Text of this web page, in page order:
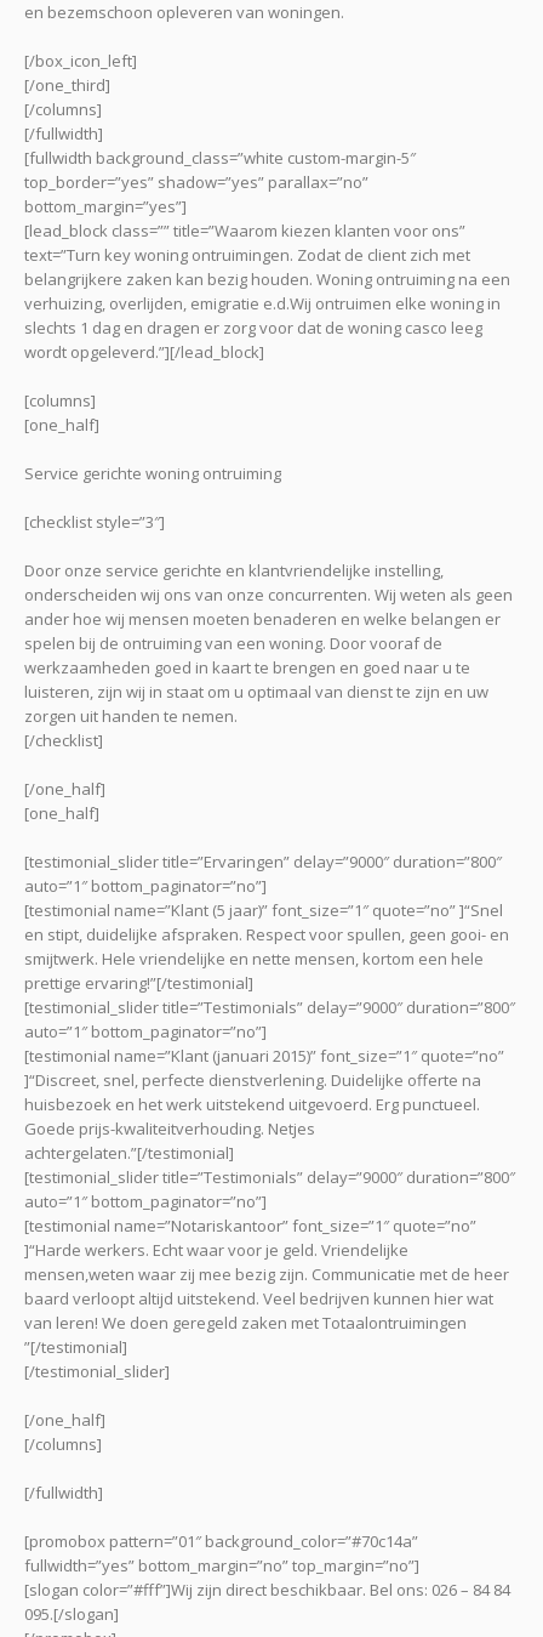
en bezemschoon opleveren van woningen.
[/box_icon_left]
[/one_third]
[/columns]
[/fullwidth]
[fullwidth background_class=”white custom-margin-5″
top_border=”yes” shadow=”yes” parallax=”no”
bottom_margin=”yes”]
[lead_block class=”” title=”Waarom kiezen klanten voor ons”
text=”Turn key woning ontruimingen. Zodat de client zich met
belangrijkere zaken kan bezig houden. Woning ontruiming na een
verhuizing, overlijden, emigratie e.d.Wij ontruimen elke woning in
slechts 1 dag en dragen er zorg voor dat de woning casco leeg
wordt opgeleverd.”][/lead_block]
[columns]
[one_half]
Service gerichte woning ontruiming
[checklist style=”3″]
Door onze service gerichte en klantvriendelijke instelling,
onderscheiden wij ons van onze concurrenten. Wij weten als geen
ander hoe wij mensen moeten benaderen en welke belangen er
spelen bij de ontruiming van een woning. Door vooraf de
werkzaamheden goed in kaart te brengen en goed naar u te
luisteren, zijn wij in staat om u optimaal van dienst te zijn en uw
zorgen uit handen te nemen.
[/checklist]
[/one_half]
[one_half]
[testimonial_slider title=”Ervaringen” delay=”9000″ duration=”800″
auto=”1″ bottom_paginator=”no”]
[testimonial name=”Klant (5 jaar)” font_size=”1″ quote=”no” ]“Snel
en stipt, duidelijke afspraken. Respect voor spullen, geen gooi- en
smijtwerk. Hele vriendelijke en nette mensen, kortom een hele
prettige ervaring!”[/testimonial]
[testimonial_slider title=”Testimonials” delay=”9000″ duration=”800″
auto=”1″ bottom_paginator=”no”]
[testimonial name=”Klant (januari 2015)” font_size=”1″ quote=”no”
]“Discreet, snel, perfecte dienstverlening. Duidelijke offerte na
huisbezoek en het werk uitstekend uitgevoerd. Erg punctueel.
Goede prijs-kwaliteitverhouding. Netjes
achtergelaten.”[/testimonial]
[testimonial_slider title=”Testimonials” delay=”9000″ duration=”800″
auto=”1″ bottom_paginator=”no”]
[testimonial name=”Notariskantoor” font_size=”1″ quote=”no”
]“Harde werkers. Echt waar voor je geld. Vriendelijke
mensen,weten waar zij mee bezig zijn. Communicatie met de heer
baard verloopt altijd uitstekend. Veel bedrijven kunnen hier wat
van leren! We doen geregeld zaken met Totaalontruimingen
”[/testimonial]
[/testimonial_slider]
[/one_half]
[/columns]
[/fullwidth]
[promobox pattern=”01″ background_color=”#70c14a”
fullwidth=”yes” bottom_margin=”no” top_margin=”no”]
[slogan color=”#fff”]Wij zijn direct beschikbaar. Bel ons: 026 – 84 84
095.[/slogan]